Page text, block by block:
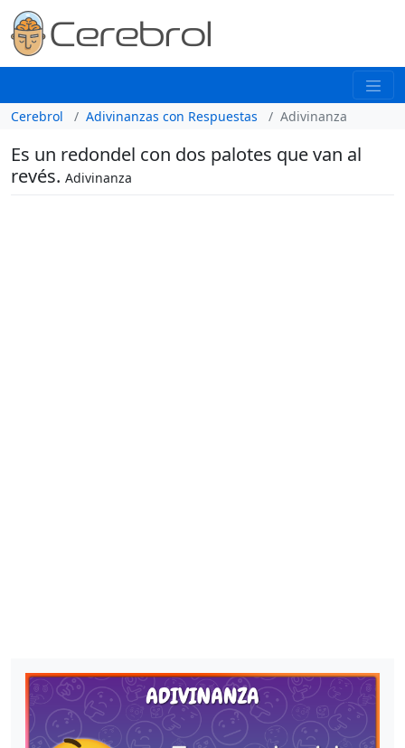
Cerebrol Adivinanzas con Respuestas Adivinanza
Es un redondel con dos palotes que van al
revés. Adivinanza